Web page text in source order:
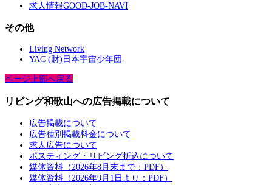
求人情報GOOD-JOB-NAVI
その他
Living Network
YAC (財)日本宇宙少年団
ページ上部へ戻る
リビング和歌山への広告掲載について
広告掲載について
広告種別掲載料金について
求人広告について
ポスティング・リビング折込について
媒体資料（2026年8月末まで：PDF）
媒体資料（2026年9月1日より：PDF）